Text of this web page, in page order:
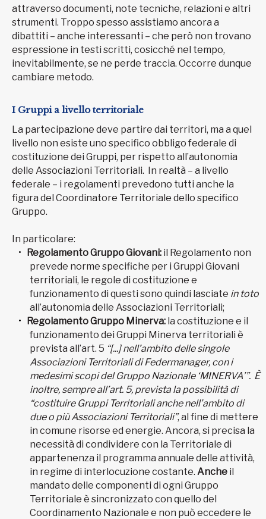
attraverso documenti, note tecniche, relazioni e altri
strumenti. Troppo spesso assistiamo ancora a
dibattiti – anche interessanti – che però non trovano
espressione in testi scritti, cosicché nel tempo,
inevitabilmente, se ne perde traccia. Occorre dunque
cambiare metodo.
I Gruppi a livello territoriale
La partecipazione deve partire dai territori, ma a quel
livello non esiste uno specifico obbligo federale di
costituzione dei Gruppi, per rispetto all’autonomia
delle Associazioni Territoriali. In realtà – a livello
federale – i regolamenti prevedono tutti anche la
figura del Coordinatore Territoriale dello specifico
Gruppo.
In particolare:
Regolamento Gruppo Giovani: il Regolamento non
prevede norme specifiche per i Gruppi Giovani
territoriali, le regole di costituzione e
funzionamento di questi sono quindi lasciate in toto
all’autonomia delle Associazioni Territoriali;
Regolamento Gruppo Minerva: la costituzione e il
funzionamento dei Gruppi Minerva territoriali è
prevista all’art. 5 “[...] nell’ambito delle singole
Associazioni Territoriali di Federmanager, con i
medesimi scopi del Gruppo Nazionale ‘MINERVA’”. È
inoltre, sempre all’art. 5, prevista la possibilità di
“costituire Gruppi Territoriali anche nell’ambito di
due o più Associazioni Territoriali”, al fine di mettere
in comune risorse ed energie. Ancora, si precisa la
necessità di condividere con la Territoriale di
appartenenza il programma annuale delle attività,
in regime di interlocuzione costante. Anche il
mandato delle componenti di ogni Gruppo
Territoriale è sincronizzato con quello del
Coordinamento Nazionale e non può eccedere le